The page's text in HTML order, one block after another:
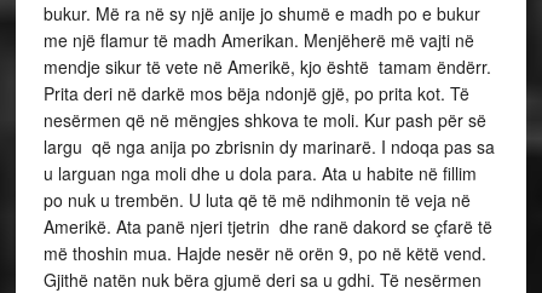
bukur. Më ra në sy një anije jo shumë e madh po e bukur
me një flamur të madh Amerikan. Menjëherë më vajti në
mendje sikur të vete në Amerikë, kjo është tamam ëndërr.
Prita deri në darkë mos bëja ndonjë gjë, po prita kot. Të
nesërmen që në mëngjes shkova te moli. Kur pash për së
largu që nga anija po zbrisnin dy marinarë. I ndoqa pas sa
u larguan nga moli dhe u dola para. Ata u habite në fillim
po nuk u trembën. U luta që të më ndihmonin të veja në
Amerikë. Ata panë njeri tjetrin dhe ranë dakord se çfarë të
më thoshin mua. Hajde nesër në orën 9, po në këtë vend.
Gjithë natën nuk bëra gjumë deri sa u gdhi. Të nesërmen